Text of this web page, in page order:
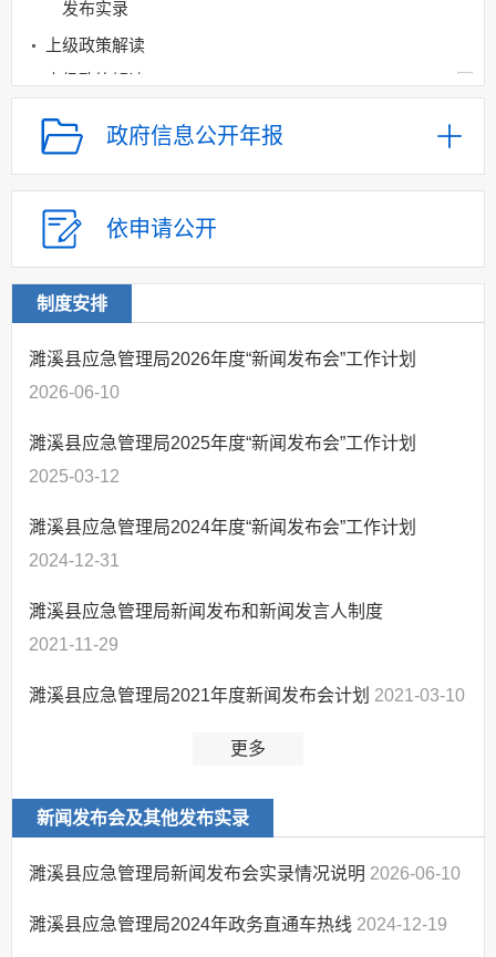
发布实录
上级政策解读
本级政策解读
回应关切
监督保障
救灾
和实施
社会公益事业建设
政府信息公开年报
依申请公开
制度安排
濉溪县应急管理局2026年度“新闻发布会”工作计划
2026-06-10
濉溪县应急管理局2025年度“新闻发布会”工作计划
2025-03-12
濉溪县应急管理局2024年度“新闻发布会”工作计划
2024-12-31
濉溪县应急管理局新闻发布和新闻发言人制度
2021-11-29
濉溪县应急管理局2021年度新闻发布会计划 2021-03-10
更多
新闻发布会及其他发布实录
濉溪县应急管理局新闻发布会实录情况说明 2026-06-10
濉溪县应急管理局2024年政务直通车热线 2024-12-19